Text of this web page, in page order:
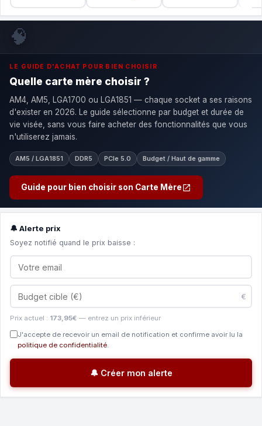
🧠
LE GUIDE D'ACHAT POUR BIEN CHOISIR
Quelle carte mère choisir ?
AM4, AM5, LGA1700 ou LGA1851 — chaque socket a ses raisons
d'exister en 2026. Le guide sélectionne par budget et durée de
vie visée, sans vous faire acheter des fonctionnalités que vous
n'utiliserez jamais.
AM5 / LGA1851 DDR5 PCIe 5.0 Budget / Haut de gamme
Guide pour bien choisir son Carte Mère
🔔 Alerte prix
Soyez notifié quand le prix baisse :
€
Prix actuel : 173,95€ — entrez un prix inférieur
J'accepte de recevoir un email de notification et confirme avoir lu la
politique de confidentialité.
🔔 Créer mon alerte